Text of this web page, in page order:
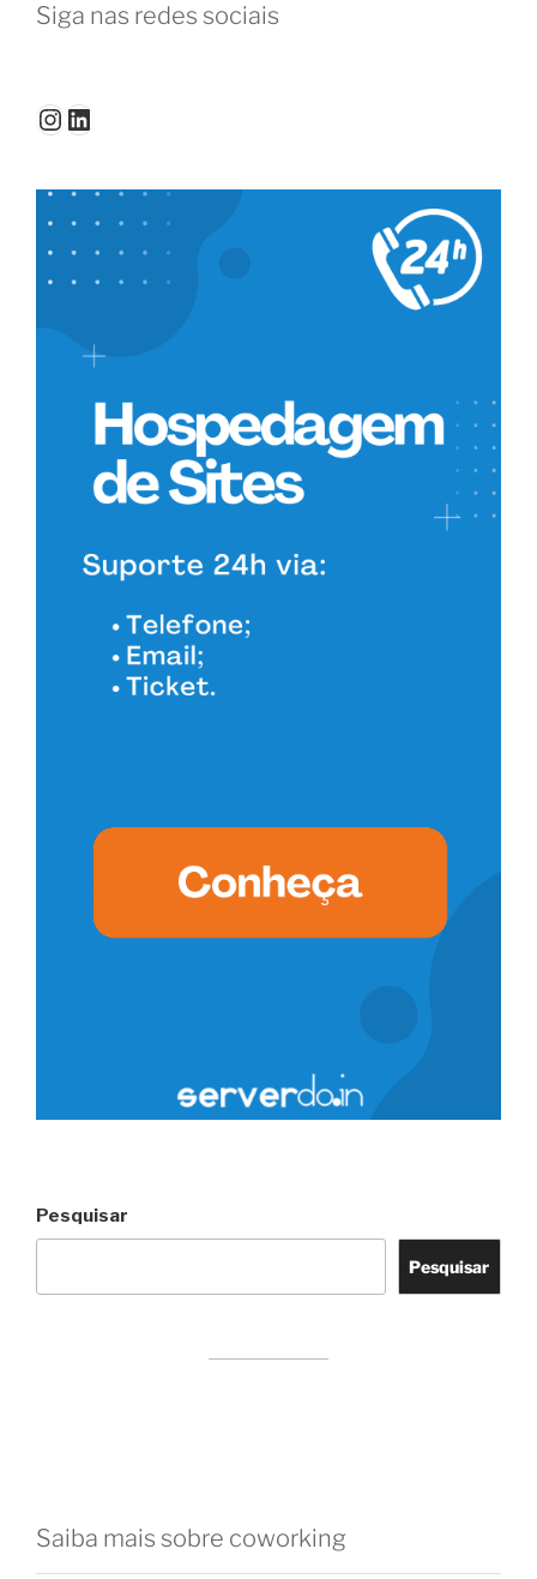
divulgadores
Siga nas redes sociais
Instagram
LinkedIn
Pesquisar
Pesquisar
Saiba mais sobre coworking